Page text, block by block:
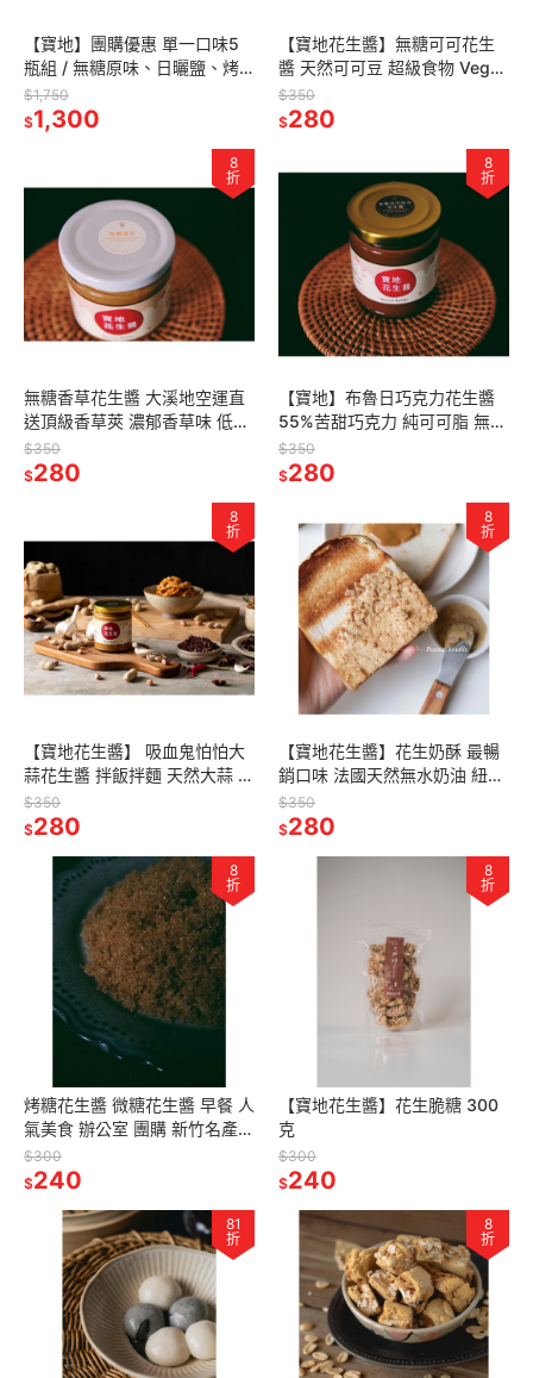
【寶地】團購優惠 單一口味5
瓶組 / 無糖原味、日曬鹽、烤
糖、紅油、大蒜、蜂蜜、巧克
力、無糖可可、無糖香草、甜
香草、奶酥
$1,750
$1,300
【寶地花生醬】無糖可可花生
醬 天然可可豆 超級食物 Vegan
裸食 無麩質 100%巧克力 比利
時黑巧克力 低升糖健身
$350
$280
8
折
無糖香草花生醬 大溪地空運直
送頂級香草莢 濃郁香草味 低負
擔 無加糖 午茶 甜點 零添加 司
康 吐司 肉桂捲
$350
$280
8
折
【寶地】布魯日巧克力花生醬
55%苦甜巧克力 純可可脂 無人
工香料 高優質比利時巧克力 低
糖 甜點感 下午茶 ，巧克力
$350
$280
8
折
【寶地花生醬】 吸血鬼怕怕大
蒜花生醬 拌飯拌麵 天然大蒜 成
份透明安心吃 五辛素 火鍋沾醬
香蒜醬 無麩質 Vegan
$350
$280
8
折
【寶地花生醬】花生奶酥 最暢
銷口味 法國天然無水奶油 紐西
蘭奶粉 奶酥醬 果醬 花生抹醬
成分單純 安心吃 奶酥醬推薦
$350
$280
8
折
烤糖花生醬 微糖花生醬 早餐 人
氣美食 辦公室 團購 新竹名產
花生抹醬 三溫糖 新鮮現磨 天然
食品 手工製作
$300
$240
8
折
【寶地花生醬】花生脆糖 300
克
$300
$240
81
折
8
折